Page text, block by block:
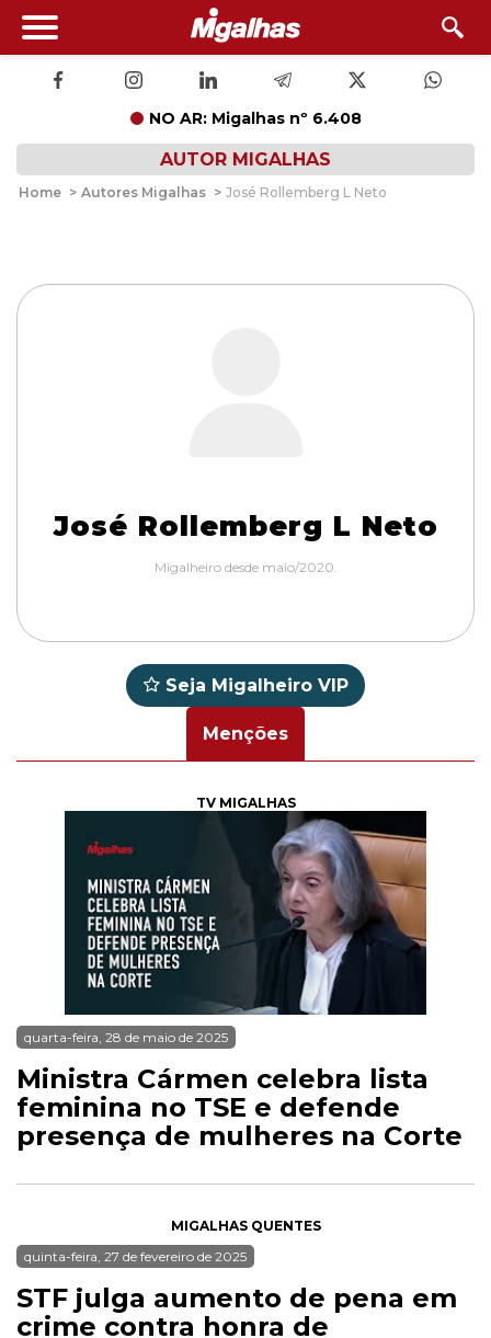
NO AR: Migalhas nº 6.408
AUTOR MIGALHAS
Home > Autores Migalhas > José Rollemberg L Neto
José Rollemberg L Neto
Migalheiro desde maio/2020.
Seja Migalheiro VIP
Menções
TV MIGALHAS
quarta-feira, 28 de maio de 2025
Ministra Cármen celebra lista
feminina no TSE e defende
presença de mulheres na Corte
MIGALHAS QUENTES
quinta-feira, 27 de fevereiro de 2025
STF julga aumento de pena em
crime contra honra de